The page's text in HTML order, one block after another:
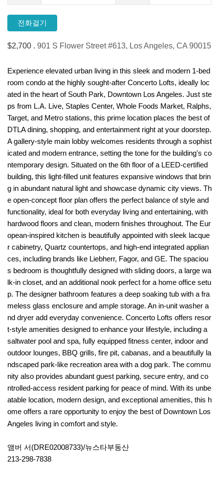
전화걸기
$2,700 . 901 S Flower Street #613, Los Angeles, CA 90015
Experience elevated urban living in this sleek and modern 1-bed
room condo at the highly sought-after Concerto Lofts, ideally loc
ated in the heart of South Park, Downtown Los Angeles. Just ste
ps from L.A. Live, Staples Center, Whole Foods Market, Ralphs,
Target, and Metro stations, this prime location places the best of
DTLA dining, shopping, and entertainment right at your doorstep.
A gallery-style main lobby welcomes residents through a sophist
icated and modern entrance, setting the tone for the building's co
ntemporary design. Situated on the 6th floor of a LEED-certified
building, this light-filled unit features expansive windows that brin
g in abundant natural light and showcase dynamic city views. Th
e open-concept floor plan offers the perfect balance of style and
functionality, ideal for both everyday living and entertaining, with
hardwood floors and clean, modern finishes throughout. The Eur
opean-inspired kitchen is beautifully appointed with sleek lacque
r cabinetry, Quartz countertops, and high-end integrated applian
ces, including brands like Liebherr, Fagor, and GE. The spaciou
s bedroom is thoughtfully designed with sliding doors, a large wa
lk-in closet, and an additional nook perfect for a home office setu
p. The designer bathroom features a deep soaking tub with a fra
meless glass enclosure and ample storage. An in-unit washer a
nd dryer add everyday convenience. Concerto Lofts offers resor
t-style amenities designed to enhance your lifestyle, including a
saltwater pool and spa, fully equipped fitness center, indoor and
outdoor lounges, BBQ grills, fire pit, cabanas, and a beautifully la
ndscaped park-like recreation area with a dog park. The commu
nity also provides abundant guest parking, secure entry, and co
ntrolled-access resident parking for peace of mind. With its unbe
atable location, modern design, and exceptional amenities, this h
ome offers a rare opportunity to enjoy the best of Downtown Los
Angeles living in comfort and style.
앰버 서(DRE02008733)/뉴스타부동산
213-298-7838